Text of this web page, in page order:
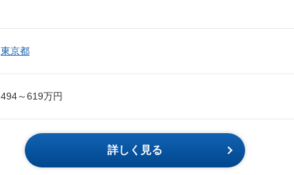
東京都
494～619万円
詳しく見る